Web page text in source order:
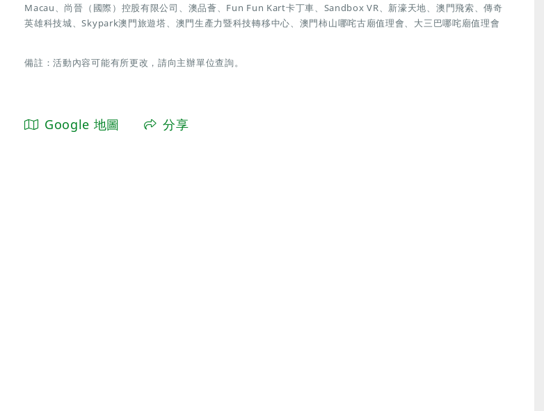
Macau、尚晉（國際）控股有限公司、澳品薈、Fun Fun Kart卡丁車、Sandbox VR、新濠天地、澳門飛索、傳奇
英雄科技城、Skypark澳門旅遊塔、澳門生產力暨科技轉移中心、澳門柿山哪咤古廟值理會、大三巴哪咤廟值理會
備註：活動內容可能有所更改，請向主辦單位查詢。
Google 地圖 分享